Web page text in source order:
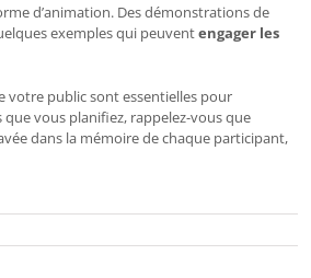
d’animation. Des démonstrations de
exemples qui peuventengager les
votre public sont essentielles pour
vous planifiez, rappelez-vous que
dans la mémoire de chaque participant,